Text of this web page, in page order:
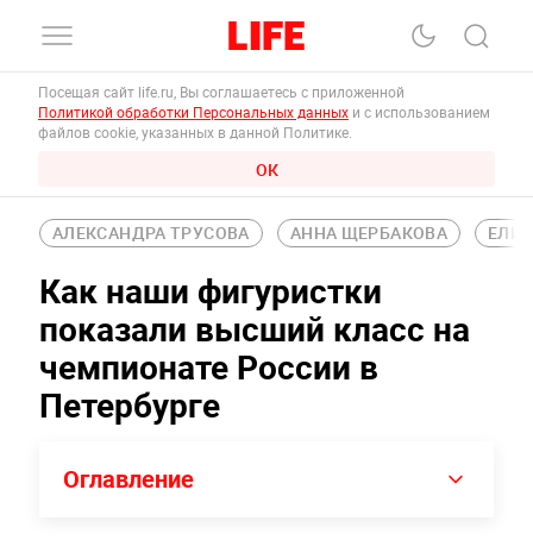
Посещая сайт life.ru, Вы соглашаетесь с приложенной
Политикой обработки Персональных данных и с использованием
файлов cookie, указанных в данной Политике.
ОК
АЛЕКСАНДРА ТРУСОВА АННА ЩЕРБАКОВА
Как наши фигуристки
показали высший класс на
чемпионате России в
Петербурге
Оглавление